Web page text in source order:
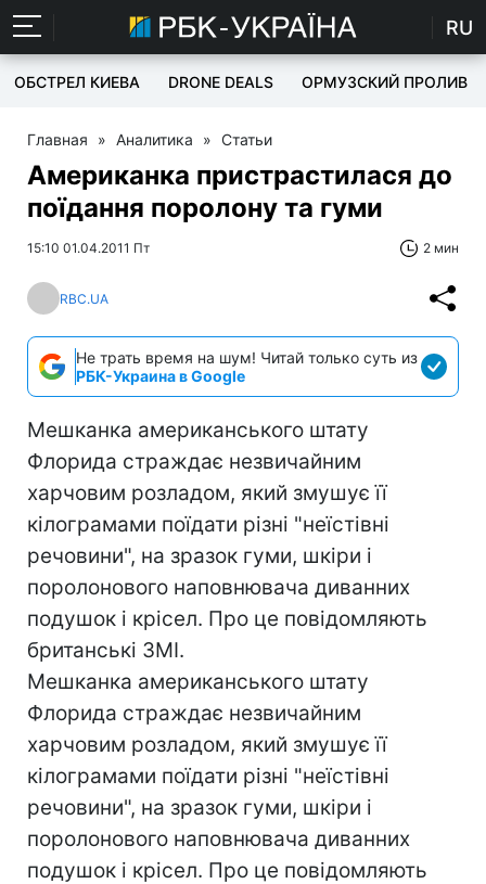
RU
ОБСТРЕЛ КИЕВА DRONE DEALS ОРМУЗСКИЙ ПРОЛИВ
Главная » Аналитика » Статьи
Американка пристрастилася до
поїдання поролону та гуми
15:10 01.04.2011 Пт 2 мин
RBC.UA
Не трать время на шум! Читай только суть из
РБК-Украина в Google
Мешканка американського штату
Флорида страждає незвичайним
харчовим розладом, який змушує її
кілограмами поїдати різні "неїстівні
речовини", на зразок гуми, шкіри і
поролонового наповнювача диванних
подушок і крісел. Про це повідомляють
британські ЗМІ.
Мешканка американського штату
Флорида страждає незвичайним
харчовим розладом, який змушує її
кілограмами поїдати різні "неїстівні
речовини", на зразок гуми, шкіри і
поролонового наповнювача диванних
подушок і крісел. Про це повідомляють